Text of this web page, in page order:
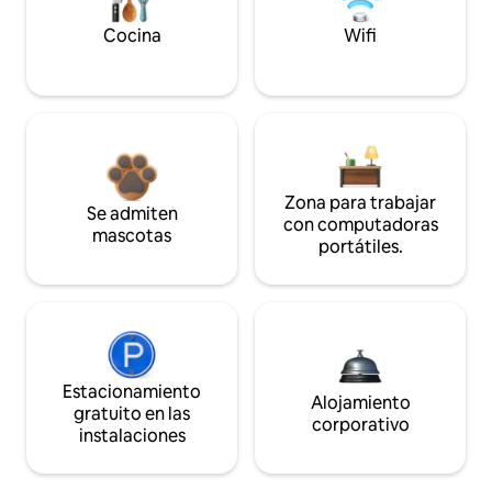
Cocina Wifi
Se admiten
mascotas
Zona para trabajar
con computadoras
portátiles.
Estacionamiento
gratuito en las
instalaciones
Alojamiento
corporativo